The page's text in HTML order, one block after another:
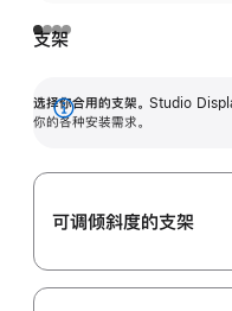
支架
选择你合用的支架。 Studio
你的各种安装需求。
展
可调倾斜度的支架